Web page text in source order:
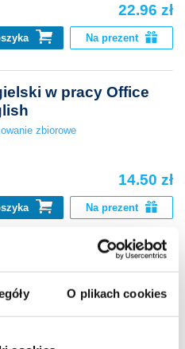
O plikach cookies
22.96 zł
Na prezent
w pracy Office
zbiorowe
14.50 zł
Na prezent
World Today
zbiorowe